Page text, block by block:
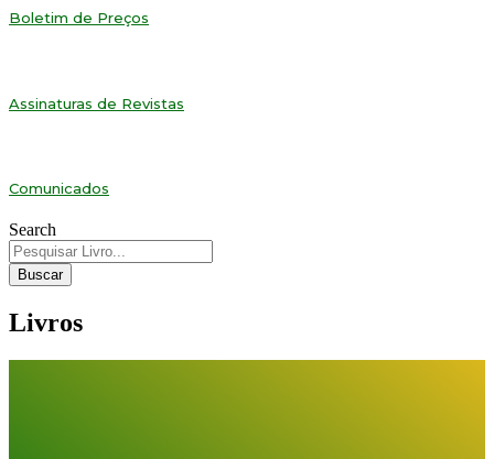
Boletim de Preços
Assinaturas de Revistas
Comunicados
Search
Buscar
Livros